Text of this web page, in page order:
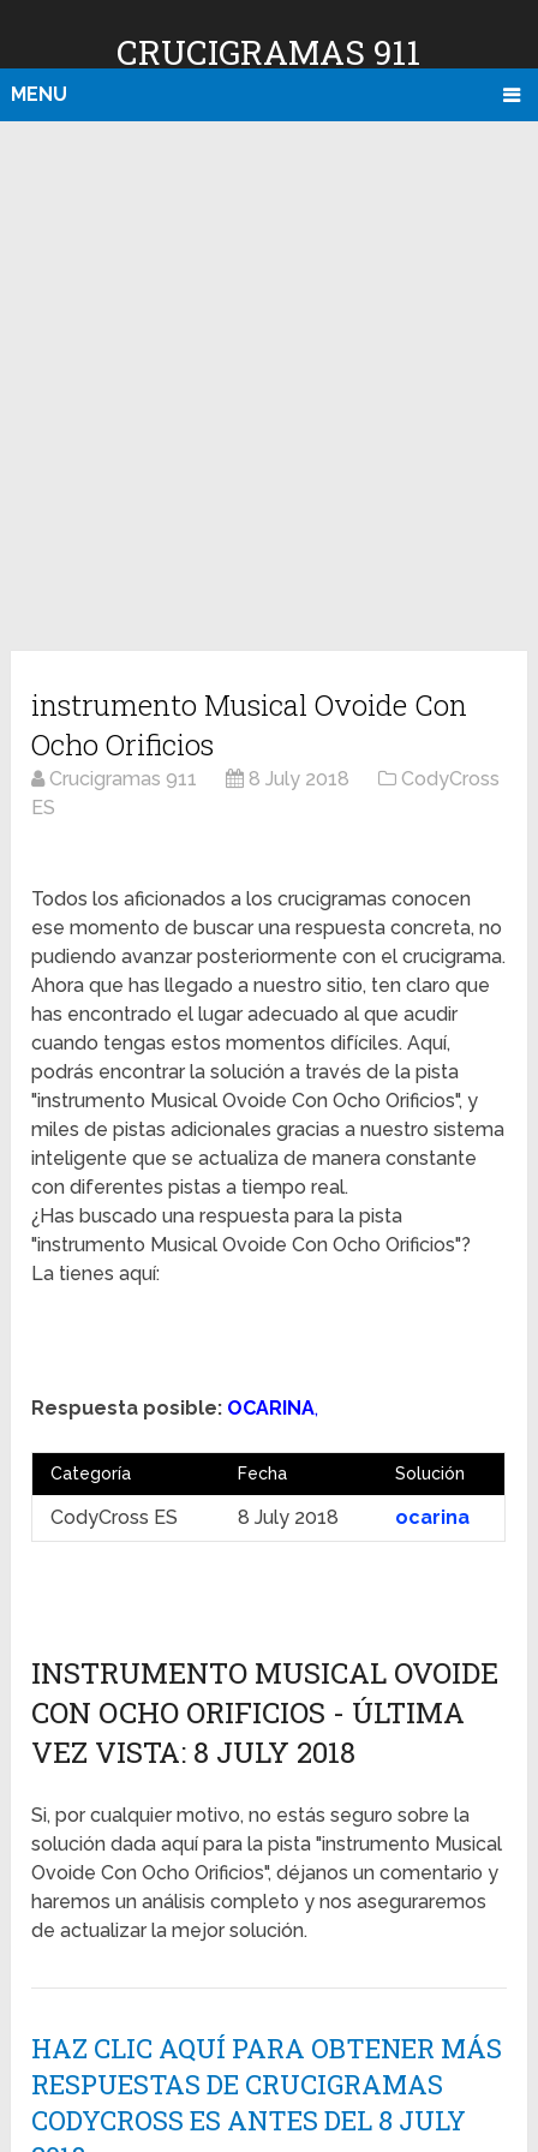
CRUCIGRAMAS 911
MENU
instrumento Musical Ovoide Con
Ocho Orificios
Crucigramas 911 8 July 2018
CodyCross
ES
Todos los aficionados a los crucigramas conocen
ese momento de buscar una respuesta concreta, no
pudiendo avanzar posteriormente con el crucigrama.
Ahora que has llegado a nuestro sitio, ten claro que
has encontrado el lugar adecuado al que acudir
cuando tengas estos momentos difíciles. Aquí,
podrás encontrar la solución a través de la pista
"instrumento Musical Ovoide Con Ocho Orificios", y
miles de pistas adicionales gracias a nuestro sistema
inteligente que se actualiza de manera constante
con diferentes pistas a tiempo real.
¿Has buscado una respuesta para la pista
"instrumento Musical Ovoide Con Ocho Orificios"?
La tienes aquí:
Respuesta posible: OCARINA,
Categoría Fecha Solución
CodyCross ES 8 July 2018 ocarina
INSTRUMENTO MUSICAL OVOIDE
CON OCHO ORIFICIOS - ÚLTIMA
VEZ VISTA: 8 JULY 2018
Si, por cualquier motivo, no estás seguro sobre la
solución dada aquí para la pista "instrumento Musical
Ovoide Con Ocho Orificios", déjanos un comentario y
haremos un análisis completo y nos aseguraremos
de actualizar la mejor solución.
HAZ CLIC AQUÍ PARA OBTENER MÁS
RESPUESTAS DE CRUCIGRAMAS
CODYCROSS ES ANTES DEL 8 JULY